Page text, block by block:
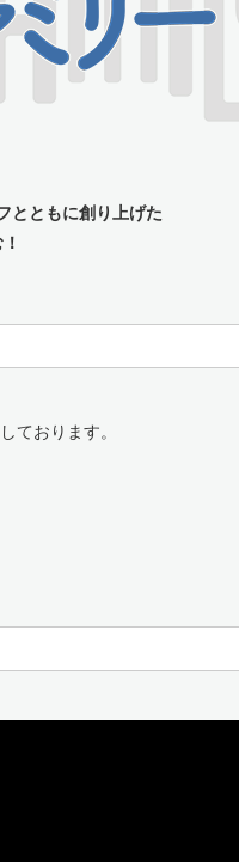
とともに創り上げた
ております。